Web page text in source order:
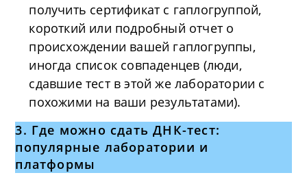
получить сертификат с гаплогруппой,
короткий или подробный отчет о
происхождении вашей гаплогруппы,
иногда список совпаденцев (люди,
сдавшие тест в этой же лаборатории с
похожими на ваши результатами).
3. Где можно сдать ДНК-тест:
популярные лаборатории и
платформы